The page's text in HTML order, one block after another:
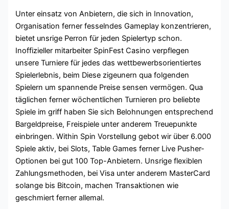
Unter einsatz von Anbietern, die sich in Innovation,
Organisation ferner fesselndes Gameplay konzentrieren,
bietet unsrige Perron für jeden Spielertyp schon.
Inoffizieller mitarbeiter SpinFest Casino verpflegen
unsere Turniere für jedes das wettbewerbsorientiertes
Spielerlebnis, beim Diese zigeunern qua folgenden
Spielern um spannende Preise sensen vermögen. Qua
täglichen ferner wöchentlichen Turnieren pro beliebte
Spiele im griff haben Sie sich Belohnungen entsprechend
Bargeldpreise, Freispiele unter anderem Treuepunkte
einbringen. Within Spin Vorstellung gebot wir über 6.000
Spiele aktiv, bei Slots, Table Games ferner Live Pusher-
Optionen bei gut 100 Top-Anbietern. Unsrige flexiblen
Zahlungsmethoden, bei Visa unter anderem MasterCard
solange bis Bitcoin, machen Transaktionen wie
geschmiert ferner allemal.